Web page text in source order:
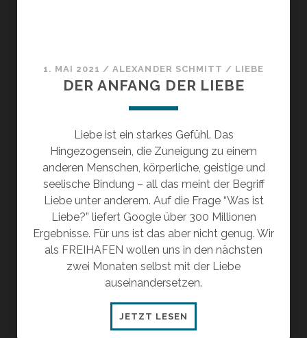
1. MAI 2021 /ALEXANDER SCHMITT / LIEBE
DER ANFANG DER LIEBE
Liebe ist ein starkes Gefühl. Das
Hingezogensein, die Zuneigung zu einem
anderen Menschen, körperliche, geistige und
seelische Bindung – all das meint der Begriff
Liebe unter anderem. Auf die Frage “Was ist
Liebe?” liefert Google über 300 Millionen
Ergebnisse. Für uns ist das aber nicht genug. Wir
als FREIHAFEN wollen uns in den nächsten
zwei Monaten selbst mit der Liebe
auseinandersetzen.
JETZT LESEN
ANFANG